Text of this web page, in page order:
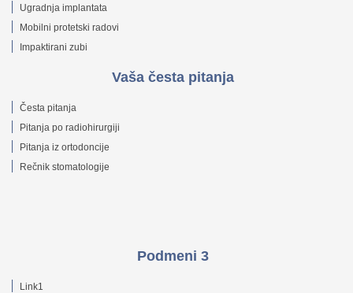
Ugradnja implantata
Mobilni protetski radovi
Impaktirani zubi
Vaša česta pitanja
Česta pitanja
Pitanja po radiohirurgiji
Pitanja iz ortodoncije
Rečnik stomatologije
Podmeni 3
Link1